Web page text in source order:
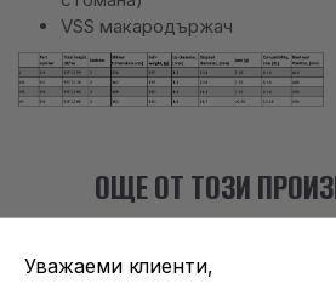
VSS макародържач
ОЩЕ ОТ ТОЗИ
Уважаеми клиенти,